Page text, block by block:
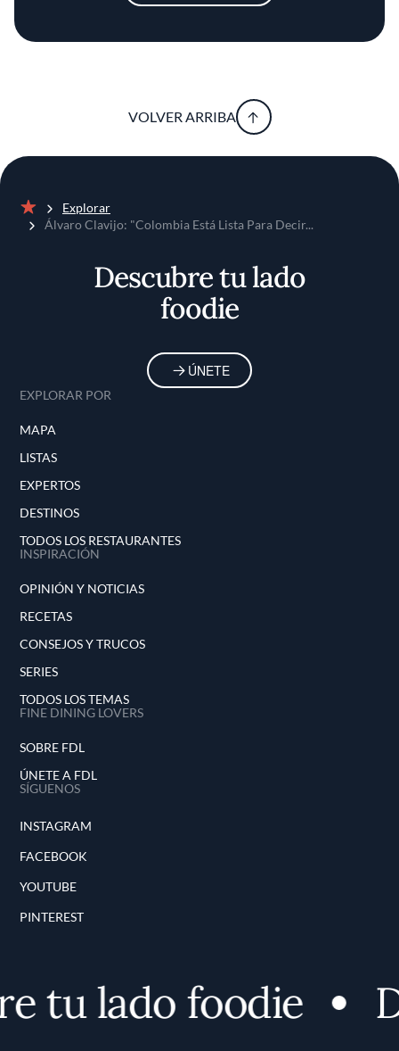
VOLVER ARRIBA
Inicio
Explorar
Álvaro Clavijo: "Colombia Está Lista Para Decir...
Descubre tu lado
foodie
ÚNETE
EXPLORAR POR
MAPA
LISTAS
EXPERTOS
DESTINOS
TODOS LOS RESTAURANTES
INSPIRACIÓN
OPINIÓN Y NOTICIAS
RECETAS
CONSEJOS Y TRUCOS
SERIES
TODOS LOS TEMAS
FINE DINING LOVERS
SOBRE FDL
ÚNETE A FDL
SÍGUENOS
INSTAGRAM
FACEBOOK
YOUTUBE
PINTEREST
tu lado foodie